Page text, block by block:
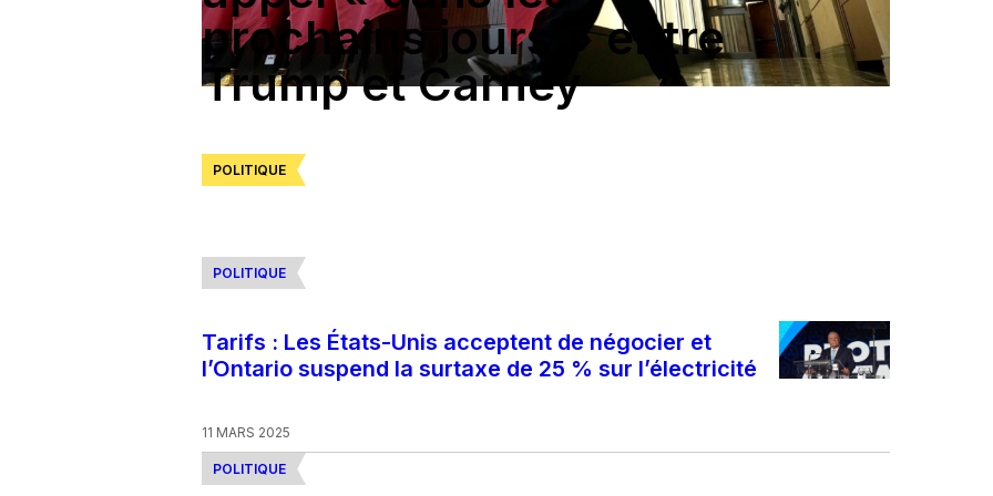
POLITIQUE
prochains jours » entre
Trump et Carney
POLITIQUE
Tarifs : Les États-Unis acceptent de négocier et
l’Ontario suspend la surtaxe de 25 % sur l’électricité
11 MARS 2025
POLITIQUE